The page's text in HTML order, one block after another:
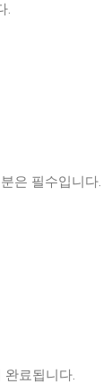
.
은 필수입니다.
완료됩니다.